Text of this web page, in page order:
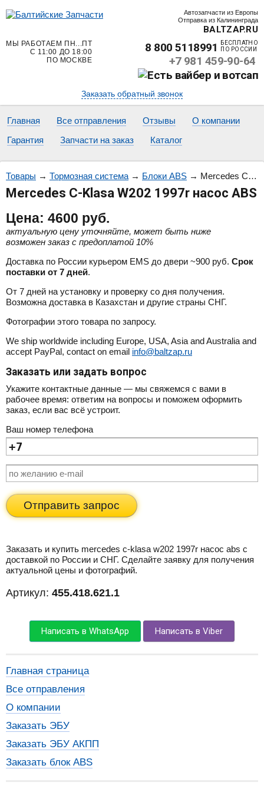
Автозапчасти из Европы
Отправка из Калининграда
BALTZAP.RU
МЫ РАБОТАЕМ ПН...ПТ
С 11:00 ДО 18:00
ПО МОСКВЕ
8 800 5118991
БЕСПЛАТНО
ПО РОССИИ
+7 981 459-90-64
Заказать обратный звонок
Главная Все отправления Отзывы
О компании
Гарантия
Запчасти на заказ Каталог
Товары → Тормозная система→ Блоки ABS → Mercedes C-Klasa W202 1997r насос ABS
Mercedes C-Klasa W202 1997r насос ABS
Цена: 4600 руб.
актуальную цену уточняйте, может быть ниже
возможен заказ с предоплатой 10%
Доставка по России курьером EMS до двери ~900 руб. Срок
поставки от 7 дней.
От 7 дней на установку и проверку со дня получения.
Возможна доставка в Казахстан и другие страны СНГ.
Фотографии этого товара по запросу.
We ship worldwide including Europe, USA, Asia and Australia and
accept PayPal, contact on email info@baltzap.ru
Заказать или задать вопрос
Укажите контактные данные — мы свяжемся с вами в
рабочее время: ответим на вопросы и поможем оформить
заказ, если вас всё устроит.
Ваш номер телефона
Отправить запрос
Заказать и купить mercedes c-klasa w202 1997r насос abs с
доставкой по России и СНГ. Сделайте заявку для получения
актуальной цены и фотографий.
Артикул: 455.418.621.1
Написать в WhatsApp Написать в Viber
Главная страница
Все отправления
О компании
Заказать ЭБУ
Заказать ЭБУ АКПП
Заказать блок ABS